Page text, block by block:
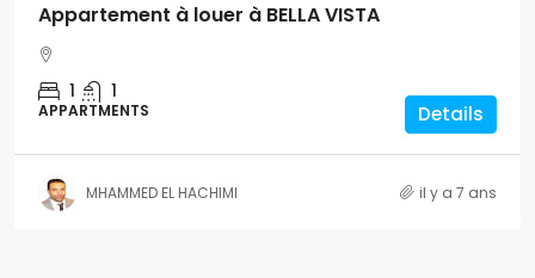
Appartement à louer à BELLA VISTA
1 1
APPARTMENTS Details
MHAMMED EL HACHIMI il y a 7 ans